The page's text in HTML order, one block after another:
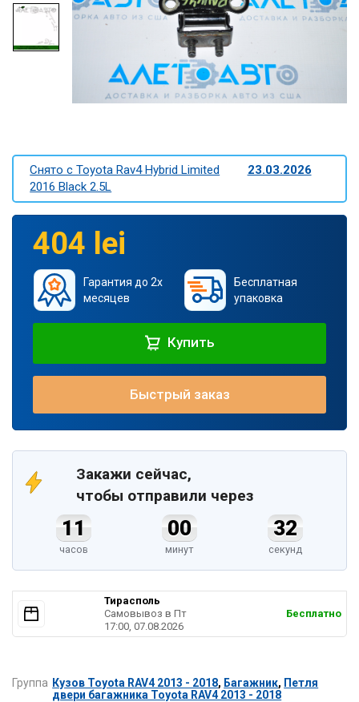
Снято c Toyota Rav4 Hybrid Limited
2016 Black 2.5L
23.03.2026
404 lei
Гарантия до 2х
месяцев
Бесплатная
упаковка
Купить
Быстрый заказ
Закажи сейчас,
чтобы отправили через
11
часов
00
минут
32
секунд
Тирасполь
Самовывоз в Пт
17:00, 07.08.2026
Бесплатно
Группа Кузов Toyota RAV4 2013 - 2018, Багажник, Петля
двери багажника Toyota RAV4 2013 - 2018